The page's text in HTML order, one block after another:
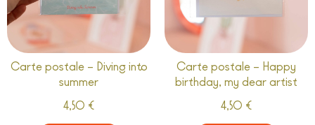
Carte postale – Diving into
summer
4,50 €
Carte postale – Happy
birthday, my dear artist
4,50 €